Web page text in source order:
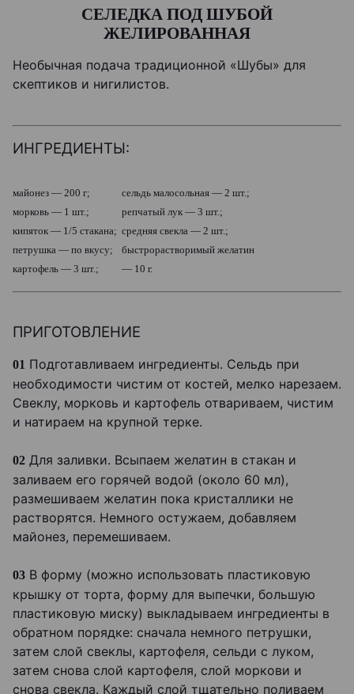
СЕЛЕДКА ПОД ШУБОЙ
ЖЕЛИРОВАННАЯ
Необычная подача традиционной «Шубы» для
скептиков и нигилистов.
ИНГРЕДИЕНТЫ:
майонез — 200 г;
морковь — 1 шт.;
кипяток — 1/5 стакана;
петрушка — по вкусу;
картофель — 3 шт.;
сельдь малосольная — 2 шт.;
репчатый лук — 3 шт.;
средняя свекла — 2 шт.;
быстрорастворимый желатин
— 10 г.
ПРИГОТОВЛЕНИЕ
01 Подготавливаем ингредиенты. Сельдь при
необходимости чистим от костей, мелко нарезаем.
Свеклу, морковь и картофель отвариваем, чистим
и натираем на крупной терке.
02 Для заливки. Всыпаем желатин в стакан и
заливаем его горячей водой (около 60 мл),
размешиваем желатин пока кристаллики не
растворятся. Немного остужаем, добавляем
майонез, перемешиваем.
03 В форму (можно использовать пластиковую
крышку от торта, форму для выпечки, большую
пластиковую миску) выкладываем ингредиенты в
обратном порядке: сначала немного петрушки,
затем слой свеклы, картофеля, сельди с луком,
затем снова слой картофеля, слой моркови и
снова свекла. Каждый слой тщательно поливаем